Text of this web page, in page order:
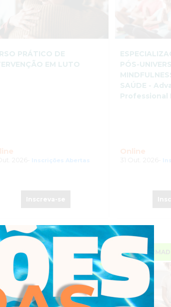
PRÁTICO DE
EM LUTO
Inscrições Abertas
PÓS-
SAÚDE -
Professional
Online
JÁ